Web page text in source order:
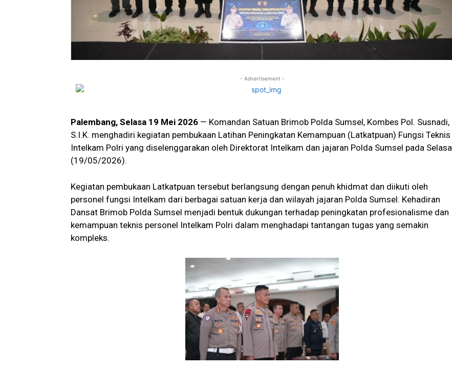
- Advertisement -
Palembang, Selasa 19 Mei 2026 — Komandan Satuan Brimob Polda Sumsel, Kombes Pol. Susnadi,
S.I.K. menghadiri kegiatan pembukaan Latihan Peningkatan Kemampuan (Latkatpuan) Fungsi Teknis
Intelkam Polri yang diselenggarakan oleh Direktorat Intelkam dan jajaran Polda Sumsel pada Selasa
(19/05/2026).
Kegiatan pembukaan Latkatpuan tersebut berlangsung dengan penuh khidmat dan diikuti oleh
personel fungsi Intelkam dari berbagai satuan kerja dan wilayah jajaran Polda Sumsel. Kehadiran
Dansat Brimob Polda Sumsel menjadi bentuk dukungan terhadap peningkatan profesionalisme dan
kemampuan teknis personel Intelkam Polri dalam menghadapi tantangan tugas yang semakin
kompleks.